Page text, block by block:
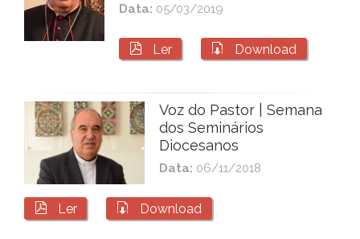
Data: 05/03/2019
 Ler  Download
Voz do Pastor | Semana
dos Seminários
Diocesanos
Data: 06/11/2018
 Ler  Download